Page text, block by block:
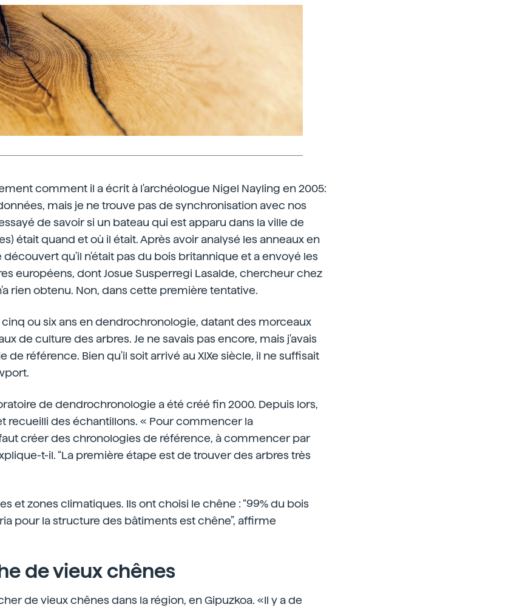
comment il a écrit à l'archéologue Nigel Nayling en 2005:
mais je ne trouve pas de synchronisation avec nos
de savoir si un bateau qui est apparu dans la ville de
était quand et où il était. Après avoir analysé les anneaux en
découvert qu'il n'était pas du bois britannique et a envoyé les
européens, dont Josue Susperregi Lasalde, chercheur chez
rien obtenu. Non, dans cette première tentative.
ou six ans en dendrochronologie, datant des morceaux
de culture des arbres. Je ne savais pas encore, mais j'avais
de référence. Bien qu'il soit arrivé au XIXe siècle, il ne suffisait
de dendrochronologie a été créé fin 2000. Depuis lors,
recueilli des échantillons. « Pour commencer la
créer des chronologies de référence, à commencer par
t-il. “La première étape est de trouver des arbres très
et zones climatiques. Ils ont choisi le chêne : “99% du bois
pour la structure des bâtiments est chêne”, affirme
de vieux chênes
de vieux chênes dans la région, en Gipuzkoa. «Il y a de